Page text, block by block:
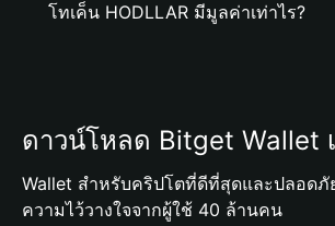
โทเค็น HODLLAR มีมูลค่าเท่าไร?
ดาวน์โหลด Bitget Wallet
Wallet สำหรับคริปโตที่ดีที่สุดและปลอดภั
ความไว้วางใจจากผู้ใช้ 40 ล้านคน